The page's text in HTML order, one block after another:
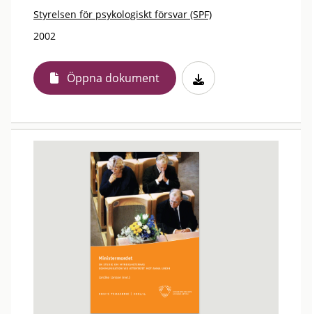
Styrelsen för psykologiskt försvar (SPF)
2002
Öppna dokument